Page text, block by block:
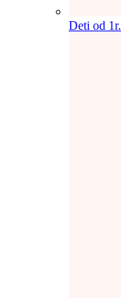
Deti od 1r.